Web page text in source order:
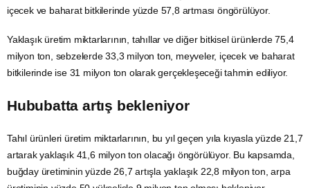
içecek ve baharat bitkilerinde yüzde 57,8 artması öngörülüyor.
Yaklaşık üretim miktarlarının, tahıllar ve diğer bitkisel ürünlerde 75,4
milyon ton, sebzelerde 33,3 milyon ton, meyveler, içecek ve baharat
bitkilerinde ise 31 milyon ton olarak gerçekleşeceği tahmin ediliyor.
Hububatta artış bekleniyor
Tahıl ürünleri üretim miktarlarının, bu yıl geçen yıla kıyasla yüzde 21,7
artarak yaklaşık 41,6 milyon ton olacağı öngörülüyor. Bu kapsamda,
buğdayüretiminin yüzde 26,7 artışla yaklaşık 22,8 milyon ton, arpa